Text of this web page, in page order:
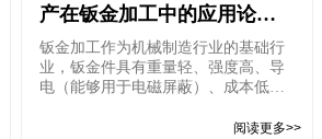
产在钣金加工中的应用论文
征集赛颁奖仪式
钣金加工作为机械制造行业的基础行
业，钣金件具有重量轻、强度高、导
电（能够用于电磁屏蔽）、成本低、
阅读更多>>